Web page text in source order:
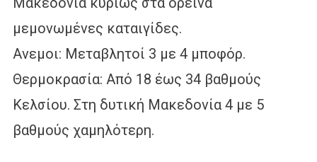
μεμονωμένες καταιγίδες.
Ανεμοι: Μεταβλητοί 3 με 4 μποφόρ.
Θερμοκρασία: Από 18 έως 34 βαθμούς
Κελσίου. Στη δυτική Μακεδονία 4 με 5
βαθμούς χαμηλότερη.